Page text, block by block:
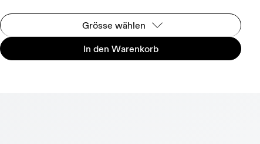
Grösse wählen
In den Warenkorb